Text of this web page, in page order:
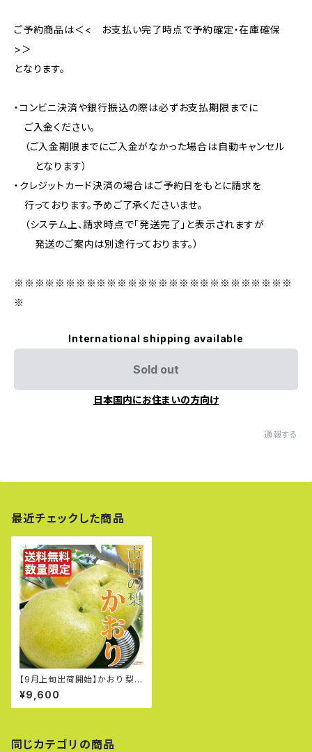
ご予約商品は＜< お支払い完了時点で予約確定・在庫確保
>＞
となります。
・コンビニ決済や銀行振込の際は必ずお支払期限までに
ご入金ください。
（ご入金期限までにご入金がなかった場合は自動キャンセル
となります）
・クレジットカード決済の場合はご予約日をもとに請求を
行っております。予めご了承くださいませ。
（システム上、請求時点で「発送完了」と表示されますが
発送のご案内は別途行っております。）
※※※※※※※※※※※※※※※※※※※※※※※※※※※
※
International shipping available
Sold out
日本国内にお住まいの方向け
通報する
最近チェックした商品
【9月上旬出荷開始】かおり 梨 5
個入り 大玉 千葉県市川産
¥9,600
同じカテゴリの商品